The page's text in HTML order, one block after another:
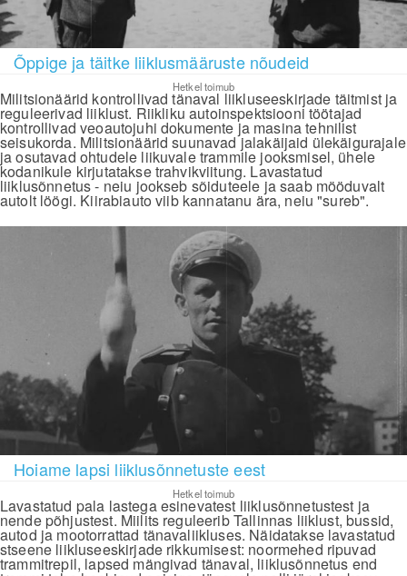
Õppige ja täitke liiklusmääruste nõudeid
Hetkel toimub
Militsionäärid kontrollivad tänaval liikluseeskirjade täitmist ja
reguleerivad liiklust. Riikliku autoinspektsiooni töötajad
kontrollivad veoautojuhi dokumente ja masina tehnilist
seisukorda. Militsionäärid suunavad jalakäijaid ülekäigurajale
ja osutavad ohtudele liikuvale trammile jooksmisel, ühele
kodanikule kirjutatakse trahvikviitung. Lavastatud
liiklusõnnetus - neiu jookseb sõiduteele ja saab mööduvalt
autolt löögi. Kiirabiauto viib kannatanu ära, neiu "sureb".
Hoiame lapsi liiklusõnnetuste eest
Hetkel toimub
Lavastatud pala lastega esinevatest liiklusõnnetustest ja
nende põhjustest. Miilits reguleerib Tallinnas liiklust, bussid,
autod ja mootorrattad tänavaliikluses. Näidatakse lavastatud
stseene liikluseeskirjade rikkumisest: noormehed ripuvad
trammitrepil, lapsed mängivad tänaval, liiklusõnnetus end